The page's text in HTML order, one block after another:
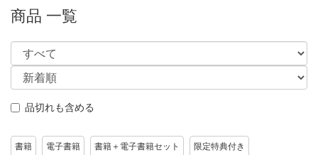
商品 一覧
品切れも含める
書籍 電子書籍 書籍＋電子書籍セット 限定特典付き